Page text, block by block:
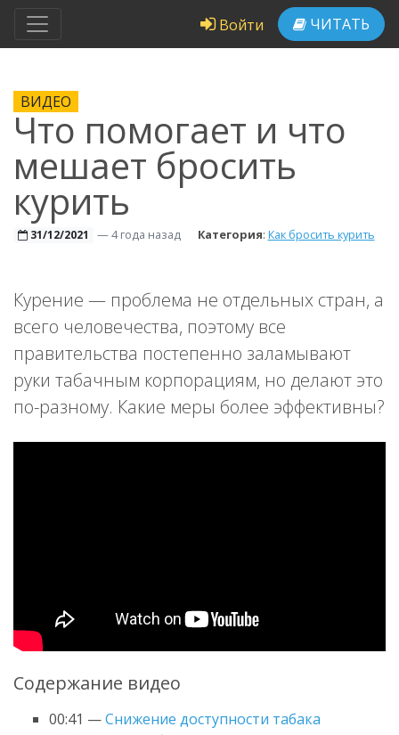
Войти ЧИТАТЬ
ВИДЕО
Что помогает и что
мешает бросить
курить
31/12/2021 —4 года назад Категория: Как бросить курить
Курение — проблема не отдельных стран, а
всего человечества, поэтому все
правительства постепенно заламывают
руки табачным корпорациям, но делают это
по-разному. Какие меры более эффективны?
Содержание видео
00:41 —Снижение доступности табака